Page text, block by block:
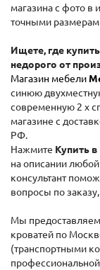
магазина с фото в
точными
Ищете, где
недорого от
Магазин мебели
синюю
современную 2 х
магазине с
РФ.
Нажмите Купить в
на описании
консультант
вопросы по
Мы предоставляем
кроватей по
(транспортными